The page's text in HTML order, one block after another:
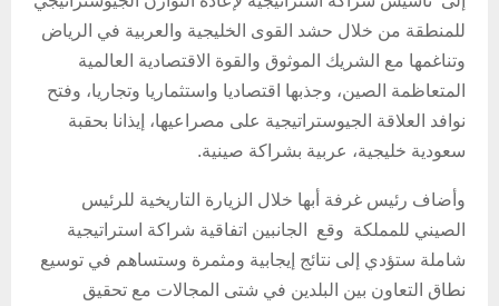
للمنطقة من خلال حشد القوى الخليجية والعربية في الرياض
وتناغمها مع الشريك الموثوق والقوة الاقتصادية العالمية
المتعاظمة الصين، وجذبها اقتصاديا واستثماريا وتجاريا، وفتح
نوافد العلاقة الجيوستراتيجية على مصراعيها، إيذانا بحقبة
سعودية خليجية، عربية بشراكة صينية.
وأضاف رئيس غرفة أبها خلال الزيارة التاريخية للرئيس
الصيني للمملكة وقع الجانبين اتفاقية شراكة استراتيجية
شاملة ستؤدي إلى نتائج إيجابية ومثمرة وستساهم في توسيع
نطاق التعاون بين البلدين في شتى المجالات مع تحقيق